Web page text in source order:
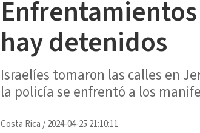
hay detenidos
Israelíes tomaron las calles en
la policía se enfrentó a los
Costa Rica /2024-04-25 21:10:11